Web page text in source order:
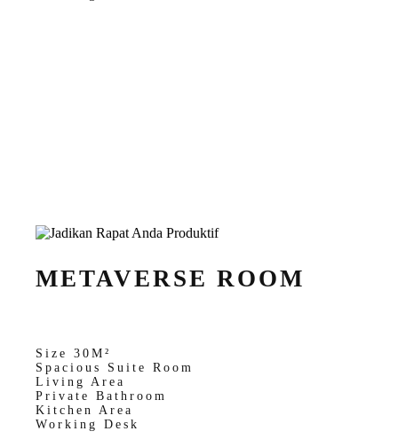
METAVERSE ROOM
Size 30M²
Spacious Suite Room
Living Area
Private Bathroom
Kitchen Area
Working Desk